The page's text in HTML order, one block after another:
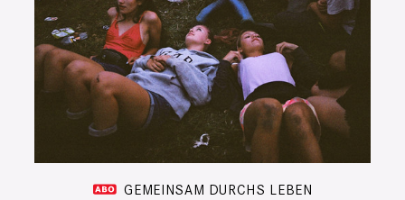
GEMEINSAM DURCHS LEBEN